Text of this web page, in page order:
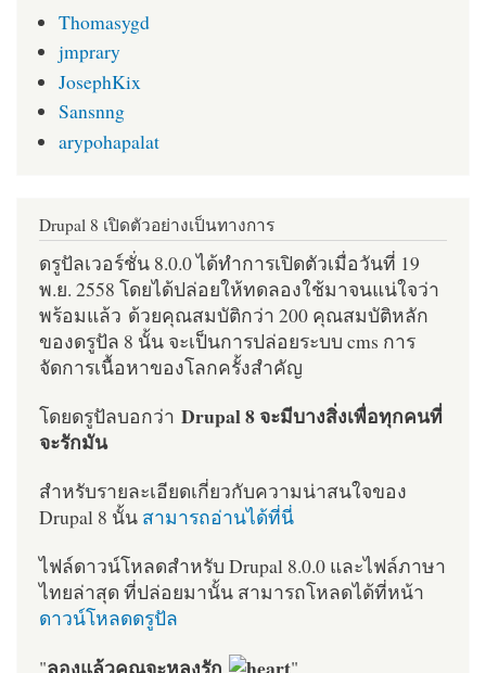
Thomasygd
jmprary
JosephKix
Sansnng
arypohapalat
Drupal 8 เปิดตัวอย่างเป็นทางการ
ดรูปัลเวอร์ชั่น 8.0.0 ได้ทำการเปิดตัวเมื่อวันที่ 19
พ.ย. 2558 โดยได้ปล่อยให้ทดลองใช้มาจนแน่ใจว่า
พร้อมแล้ว ด้วยคุณสมบัติกว่า 200 คุณสมบัติหลัก
ของดรูปัล 8 นั้น จะเป็นการปล่อยระบบ cms การ
จัดการเนื้อหาของโลกครั้งสำคัญ
โดยดรูปัลบอกว่า Drupal 8 จะมีบางสิ่งเพื่อทุกคนที่
จะรักมัน
สำหรับรายละเอียดเกี่ยวกับความน่าสนใจของ
Drupal 8 นั้น สามารถอ่านได้ที่นี่
ไฟล์ดาวน์โหลดสำหรับ Drupal 8.0.0 และไฟล์ภาษา
ไทยล่าสุด ที่ปล่อยมานั้น สามารถโหลดได้ที่หน้า
ดาวน์โหลดดรูปัล
"ลองแล้วคุณจะหลงรัก "